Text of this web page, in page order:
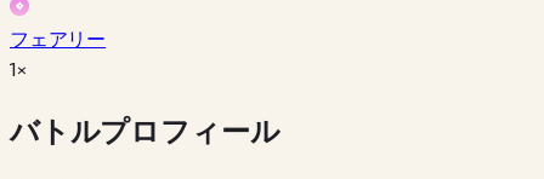
フェアリー
1×
バトルプロフィール